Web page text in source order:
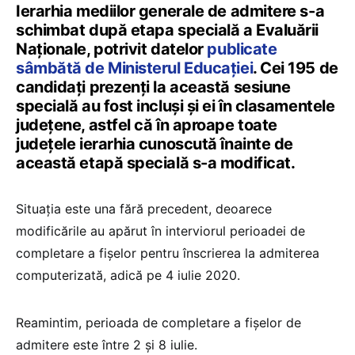
Ierarhia mediilor generale de admitere s-a
schimbat după etapa specială a Evaluării
Naționale, potrivit datelor publicate
sâmbătă de Ministerul Educației. Cei 195 de
candidați prezenți la această sesiune
specială au fost incluși și ei în clasamentele
județene, astfel că în aproape toate
județele ierarhia cunoscută înainte de
această etapă specială s-a modificat.
Situația este una fără precedent, deoarece
modificările au apărut în interviorul perioadei de
completare a fișelor pentru înscrierea la admiterea
computerizată, adică pe 4 iulie 2020.
Reamintim, perioada de completare a fișelor de
admitere este între 2 și 8 iulie.